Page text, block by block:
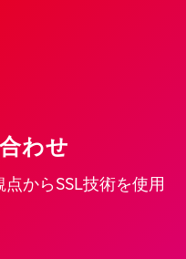
わせ
からSSL技術を使用